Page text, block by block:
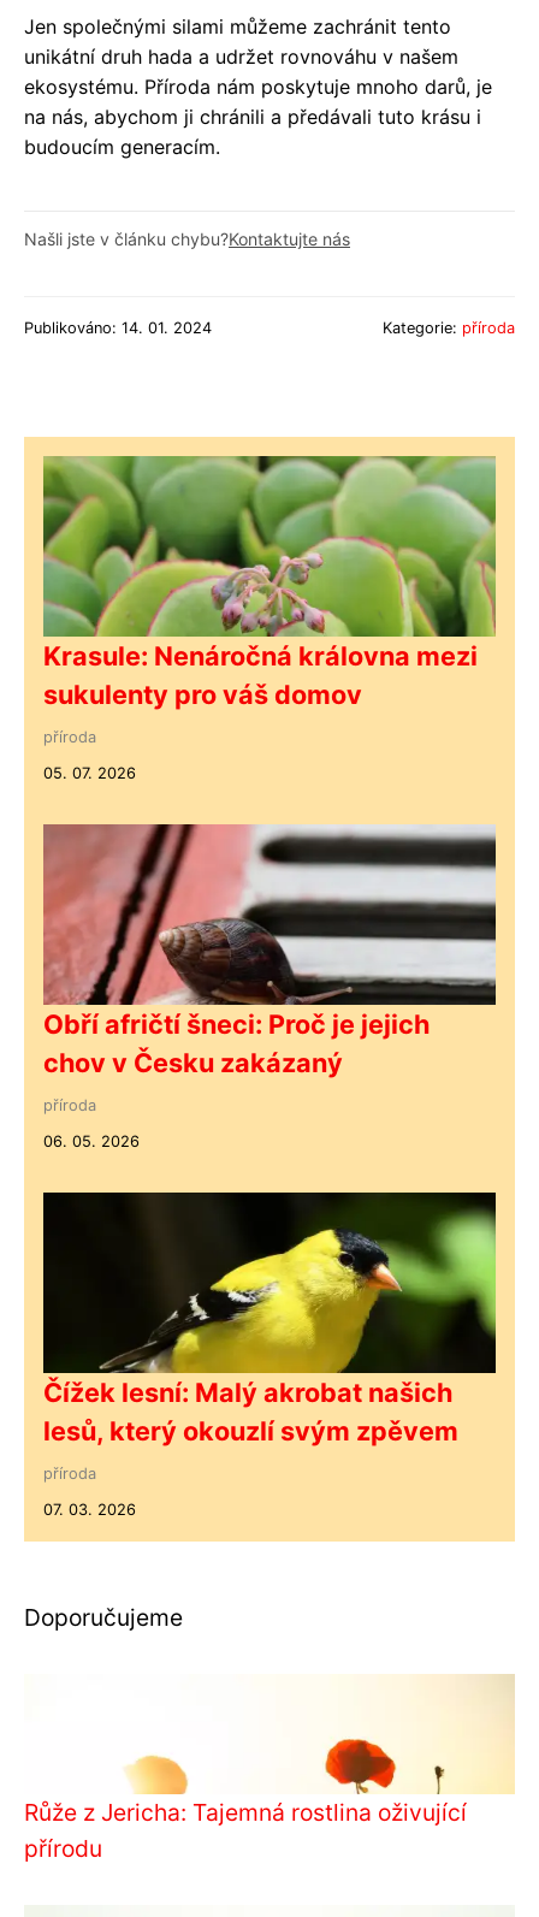
Jen společnými silami můžeme zachránit tento
unikátní druh hada a udržet rovnováhu v našem
ekosystému. Příroda nám poskytuje mnoho darů, je
na nás, abychom ji chránili a předávali tuto krásu i
budoucím generacím.
Našli jste v článku chybu?Kontaktujte nás
Publikováno: 14. 01. 2024 Kategorie: příroda
Krasule: Nenáročná královna mezi
sukulenty pro váš domov
příroda
05. 07. 2026
Obří afričtí šneci: Proč je jejich
chov v Česku zakázaný
příroda
06. 05. 2026
Čížek lesní: Malý akrobat našich
lesů, který okouzlí svým zpěvem
příroda
07. 03. 2026
Doporučujeme
Růže z Jericha: Tajemná rostlina oživující
přírodu